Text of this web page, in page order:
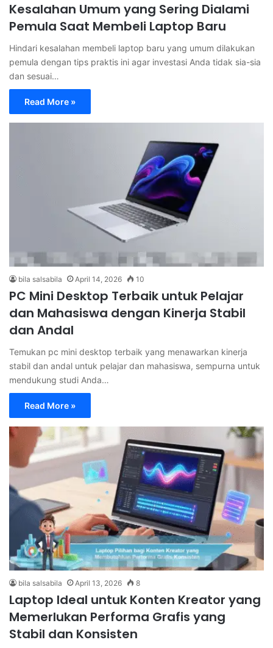
Kesalahan Umum yang Sering Dialami
Pemula Saat Membeli Laptop Baru
Hindari kesalahan membeli laptop baru yang umum dilakukan
pemula dengan tips praktis ini agar investasi Anda tidak sia-sia
dan sesuai…
Read More »
bila salsabila April 14, 2026 10
PC Mini Desktop Terbaik untuk Pelajar
dan Mahasiswa dengan Kinerja Stabil
dan Andal
Temukan pc mini desktop terbaik yang menawarkan kinerja
stabil dan andal untuk pelajar dan mahasiswa, sempurna untuk
mendukung studi Anda…
Read More »
bila salsabila April 13, 2026 8
Laptop Ideal untuk Konten Kreator yang
Memerlukan Performa Grafis yang
Stabil dan Konsisten